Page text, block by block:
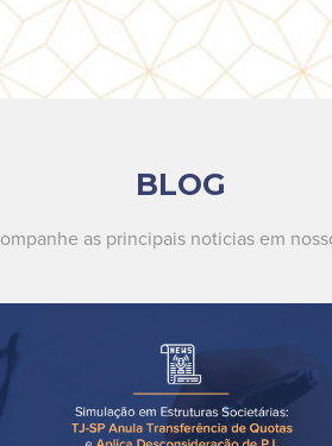
BLOG
as principais noticias em